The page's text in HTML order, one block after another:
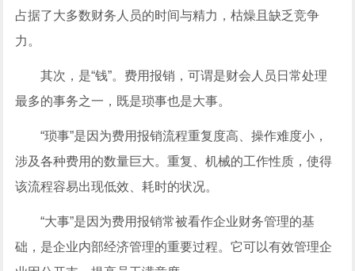
占据了大多数财务人员的时间与精力，枯燥且缺乏竞争
力。
其次，是“钱”。费用报销，可谓是财会人员日常处理
最多的事务之一，既是琐事也是大事。
“琐事”是因为费用报销流程重复度高、操作难度小，
涉及各种费用的数量巨大。重复、机械的工作性质，使得
该流程容易出现低效、耗时的状况。
“大事”是因为费用报销常被看作企业财务管理的基
础，是企业内部经济管理的重要过程。它可以有效管理企